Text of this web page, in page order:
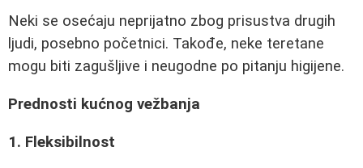
Neki se osećaju neprijatno zbog prisustva drugih
ljudi, posebno početnici. Takođe, neke teretane
mogu biti zagušljive i neugodne po pitanju higijene.
Prednosti kućnog vežbanja
1. Fleksibilnost